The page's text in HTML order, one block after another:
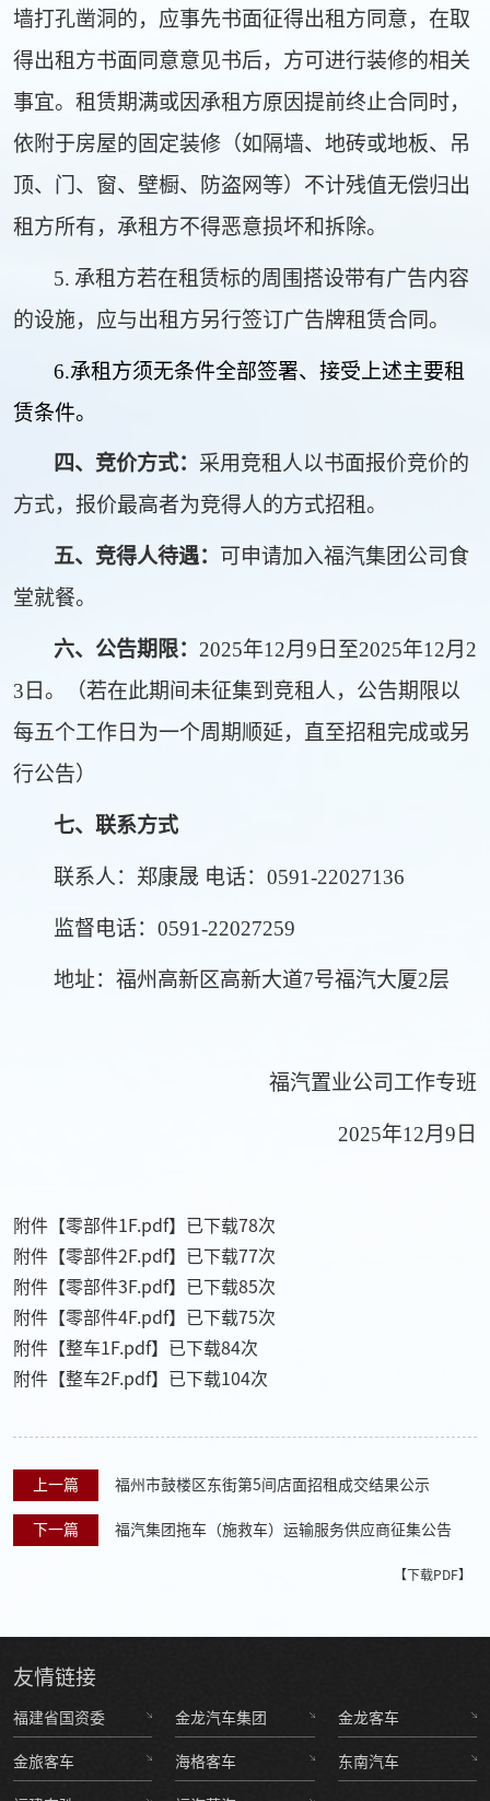
墙打孔凿洞的，应事先书面征得出租方同意，在取
得出租方书面同意意见书后，方可进行装修的相关
事宜。租赁期满或因承租方原因提前终止合同时，
依附于房屋的固定装修（如隔墙、地砖或地板、吊
顶、门、窗、壁橱、防盗网等）不计残值无偿归出
租方所有，承租方不得恶意损坏和拆除。
5. 承租方若在租赁标的周围搭设带有广告内容
的设施，应与出租方另行签订广告牌租赁合同。
6.承租方须无条件全部签署、接受上述主要租
赁条件。
四、竞价方式： 采用竞租人以书面报价竞价的
方式，报价最高者为竞得人的方式招租。
五、竞得人待遇：
可申请加入福汽集团公司食
堂就餐。
六、公告期限： 2025年12月 9 日至2025年12月 2
3 日。（若在此期间未征集到竞租人，公告期限以
每五个工作日为一个周期顺延，直至招租完成或另
行公告）
七、联系方式
联系人：郑康晟 电话： 0591-22027136
监督电话： 0591-22027259
地址：福州高新区高新大道7号福汽大厦2层
福汽置业公司工作专班
2025年12月9 日
附件【零部件1F.pdf】已下载78次
附件【零部件2F.pdf】已下载77次
附件【零部件3F.pdf】已下载85次
附件【零部件4F.pdf】已下载75次
附件【整车1F.pdf】已下载84次
附件【整车2F.pdf】已下载104次
上一篇 福州市鼓楼区东街第5间店面招租成交结果公示
下一篇 福汽集团拖车（施救车）运输服务供应商征集公告
【下载PDF】
友情链接
福建省国资委 金龙汽车集团 金龙客车
金旅客车 海格客车 东南汽车